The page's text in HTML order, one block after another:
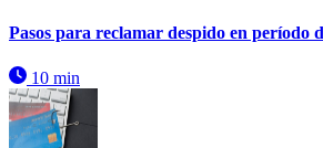
Pasos para reclamar despido en período
10 min